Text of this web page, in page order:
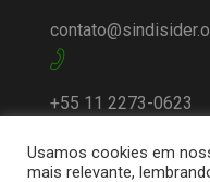
+55 11 2273-0623
Usamos cookies em
mais relevante,